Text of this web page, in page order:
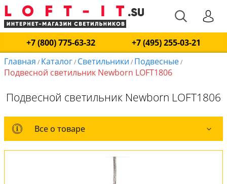
+7 (800) 775-63-32
+7 (495) 255-03-21
Главная / Каталог/ Светильники / Подвесные/
Подвесной светильник Newborn LOFT1806
Подвесной светильник Newborn LOFT1806
Все о товаре
Все о товаре
Комплект лампочек